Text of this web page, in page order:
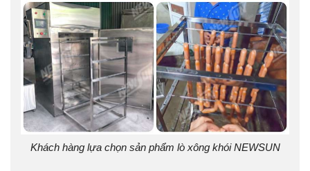
Khách hàng lựa chọn sản phẩm lò xông khói NEWSUN